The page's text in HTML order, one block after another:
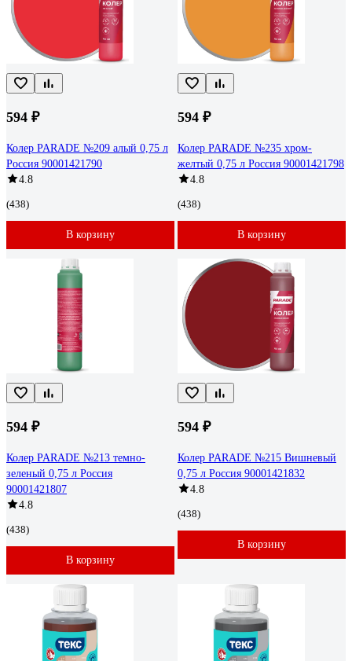
594 ₽
Колер PARADE №209 алый 0,75 л
Россия 90001421790
4.8
(438)
В корзину
594 ₽
Колер PARADE №235 хром-
желтый 0,75 л Россия 90001421798
4.8
(438)
В корзину
594 ₽
Колер PARADE №213 темно-
зеленый 0,75 л Россия
90001421807
4.8
(438)
В корзину
594 ₽
Колер PARADE №215 Вишневый
0,75 л Россия 90001421832
4.8
(438)
В корзину